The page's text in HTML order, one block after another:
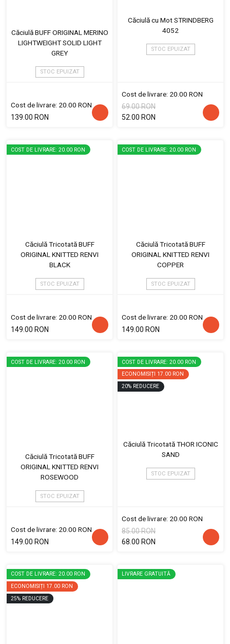
Căciulă BUFF ORIGINAL MERINO
LIGHTWEIGHT SOLID LIGHT
GREY
STOC EPUIZAT
Cost de livrare: 20.00 RON
139.00 RON
Căciulă cu Mot STRINDBERG
4052
STOC EPUIZAT
Cost de livrare: 20.00 RON
69.00 RON
52.00 RON
COST DE LIVRARE: 20.00 RON
Căciulă Tricotată BUFF
ORIGINAL KNITTED RENVI
BLACK
STOC EPUIZAT
Cost de livrare: 20.00 RON
149.00 RON
COST DE LIVRARE: 20.00 RON
Căciulă Tricotată BUFF
ORIGINAL KNITTED RENVI
COPPER
STOC EPUIZAT
Cost de livrare: 20.00 RON
149.00 RON
COST DE LIVRARE: 20.00 RON
Căciulă Tricotată BUFF
ORIGINAL KNITTED RENVI
ROSEWOOD
STOC EPUIZAT
Cost de livrare: 20.00 RON
149.00 RON
COST DE LIVRARE: 20.00 RON
ECONOMISIȚI 17.00 RON
20% REDUCERE
Căciulă Tricotată THOR ICONIC
SAND
STOC EPUIZAT
Cost de livrare: 20.00 RON
85.00 RON
68.00 RON
COST DE LIVRARE: 20.00 RON
ECONOMISIȚI 17.00 RON
25% REDUCERE
LIVRARE GRATUITĂ